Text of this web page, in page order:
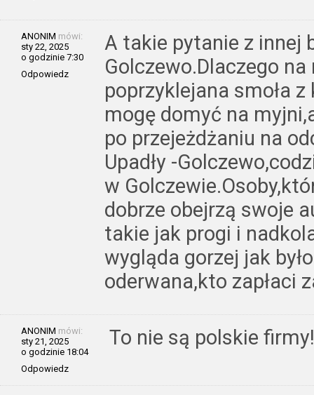
ANONIM mówi:
sty 22, 2025
o godzinie 7:30
Odpowiedz
A takie pytanie z innej
Golczewo.Dlaczego
poprzyklejana smoła
mogę domyć na
po przejeżdżaniu na
Upadły -
w
dobrze obejrzą swoje
takie jak progi i
wygląda gorzej jak
oderwana,kto zapłaci
ANONIM mówi:
sty 21, 2025
o godzinie 18:04
Odpowiedz
To nie są polskie firmy!